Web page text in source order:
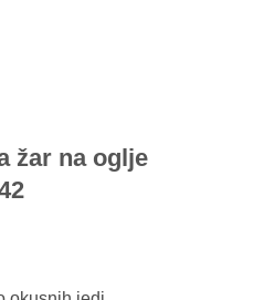
žar na oglje